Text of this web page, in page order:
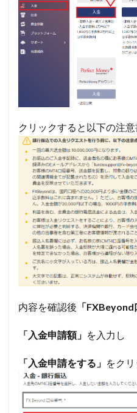
クリックすると以下の注
内容を確認後 「FXBeyond
「入金申請額」 を入力し
「入金申請をする」 をク